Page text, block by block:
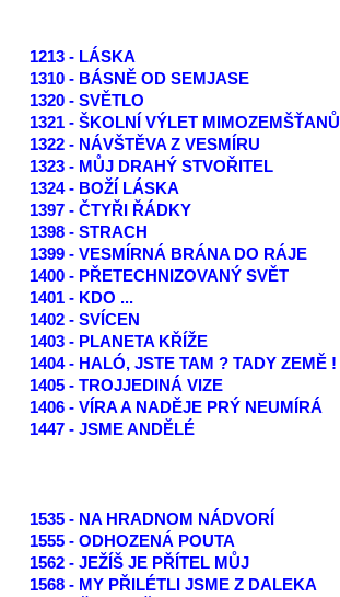
1213 - LÁSKA
1310 - BÁSNĚ OD SEMJASE
1320 - SVĚTLO
1321 - ŠKOLNÍ VÝLET MIMOZEMŠŤANŮ
1322 - NÁVŠTĚVA Z VESMÍRU
1323 - MŮJ DRAHÝ STVOŘITEL
1324 - BOŽÍ LÁSKA
1397 - ČTYŘI ŘÁDKY
1398 - STRACH
1399 - VESMÍRNÁ BRÁNA DO RÁJE
1400 - PŘETECHNIZOVANÝ SVĚT
1401 - KDO ...
1402 - SVÍCEN
1403 - PLANETA KŘÍŽE
1404 - HALÓ, JSTE TAM ? TADY ZEMĚ !
1405 - TROJJEDINÁ VIZE
1406 - VÍRA A NADĚJE PRÝ NEUMÍRÁ
1447 - JSME ANDĚLÉ
1535 - NA HRADNOM NÁDVORÍ
1555 - ODHOZENÁ POUTA
1562 - JEŽÍŠ JE PŘÍTEL MŮJ
1568 - MY PŘILÉTLI JSME Z DALEKA